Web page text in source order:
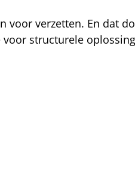
verzetten. En dat
structurele